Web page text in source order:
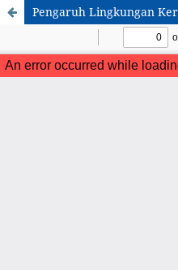
Pengaruh Lingkungan